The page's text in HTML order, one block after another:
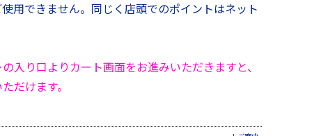
用できません。同じく店頭でのポイントはネット
の入り口よりカート画面をお進みいただきますと、
だけます。